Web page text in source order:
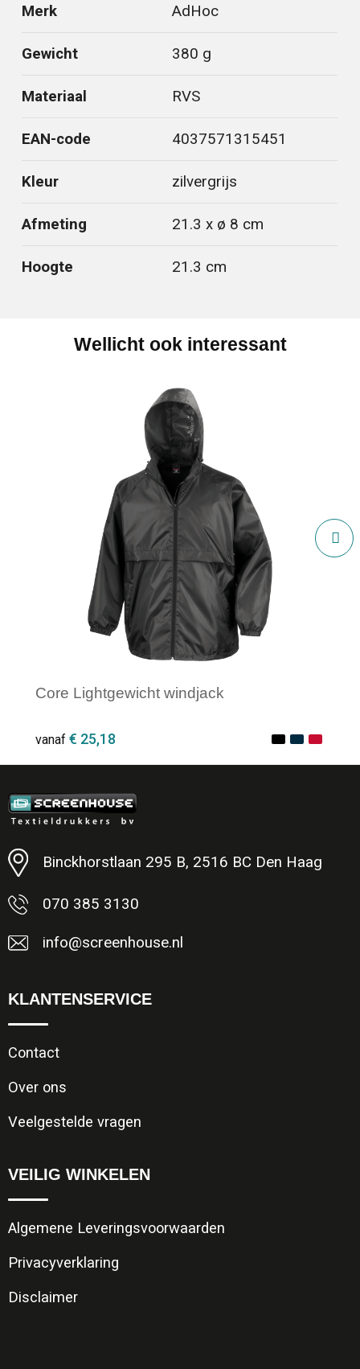
Merk AdHoc
Gewicht 380 g
Materiaal RVS
EAN-code 4037571315451
Kleur zilvergrijs
Afmeting 21.3 x ø 8 cm
Hoogte 21.3 cm
Wellicht ook interessant
Core Lightgewicht windjack
vanaf € 25,18
Minimale afname: 1
Binckhorstlaan 295 B, 2516 BC Den Haag
070 385 3130
info@screenhouse.nl
KLANTENSERVICE
Contact
Over ons
Veelgestelde vragen
VEILIG WINKELEN
Algemene Leveringsvoorwaarden
Privacyverklaring
Disclaimer